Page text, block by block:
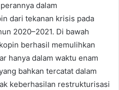
dalam
dari tekanan krisis pada
2020–2021. Di bawah
berhasil memulihkan
hanya dalam waktu enam
bahkan tercatat dalam
keberhasilan restrukturisasi